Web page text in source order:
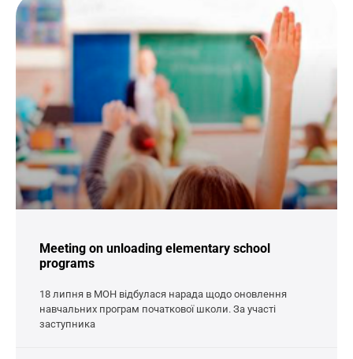
Meeting on unloading elementary school
programs
18 липня в МОН відбулася нарада щодо оновлення
навчальних програм початкової школи. За участі
заступника